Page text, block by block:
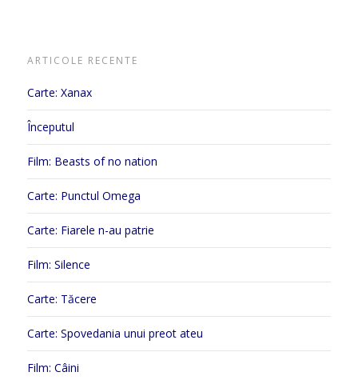
ARTICOLE RECENTE
Carte: Xanax
Începutul
Film: Beasts of no nation
Carte: Punctul Omega
Carte: Fiarele n-au patrie
Film: Silence
Carte: Tăcere
Carte: Spovedania unui preot ateu
Film: Câini